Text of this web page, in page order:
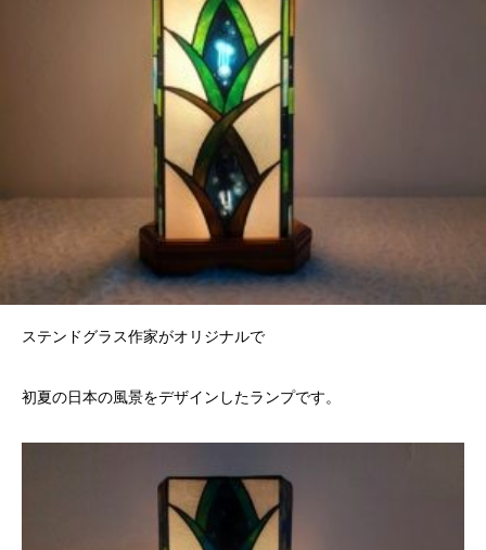
ステンドグラス作家がオリジナルで
初夏の日本の風景をデザインしたランプです。